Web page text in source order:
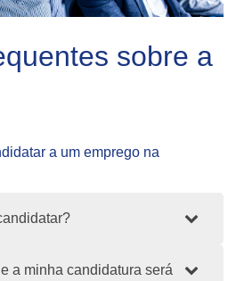
sobre a
a um emprego na
a minha candidatura será